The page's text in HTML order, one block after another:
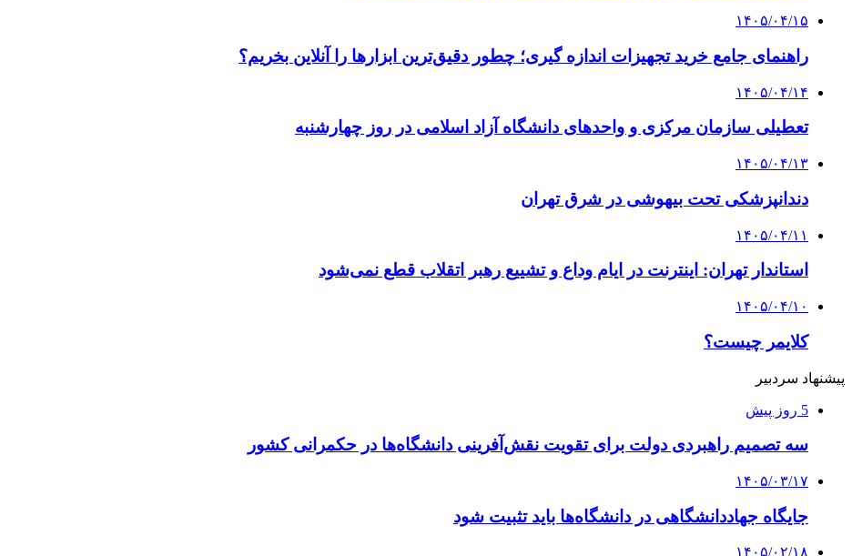
۱۴۰۵/۰۴/۱۵
راهنمای جامع خرید تجهیزات اندازه گیری؛ چطور دقیق‌ترین ابزارها را آنلاین بخریم؟
۱۴۰۵/۰۴/۱۴
تعطیلی سازمان مرکزی و واحدهای دانشگاه آزاد اسلامی در روز چهارشنبه
۱۴۰۵/۰۴/۱۳
دندانپزشکی تحت بیهوشی در شرق تهران
۱۴۰۵/۰۴/۱۱
استاندار تهران: اینترنت در ایام وداع و تشییع رهبر اتقلاب قطع نمی‌شود
۱۴۰۵/۰۴/۱۰
کلایمر چیست؟
پیشنهاد سردبیر
5 روز پیش
سه تصمیم راهبردی دولت برای تقویت نقش‌آفرینی دانشگاه‌ها در حکمرانی کشور
۱۴۰۵/۰۳/۱۷
جایگاه جهاددانشگاهی در دانشگاه‌ها باید تثبیت شود
۱۴۰۵/۰۲/۱۸